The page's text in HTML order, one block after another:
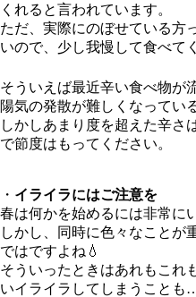
くれると言われています。
ただ、実際にのぼせている方
いので、少し我慢して食べて
そういえば最近辛い食べ物が
陽気の発散が難しくなってい
しかしあまり度を超えた辛さ
で節度はもってください。
・ イライラにはご注意を
春は何かを始めるには非常に
しかし、同時に色々なことが
ではですよね💧
そういったときはあれもこれ
いイライラしてしまうことも